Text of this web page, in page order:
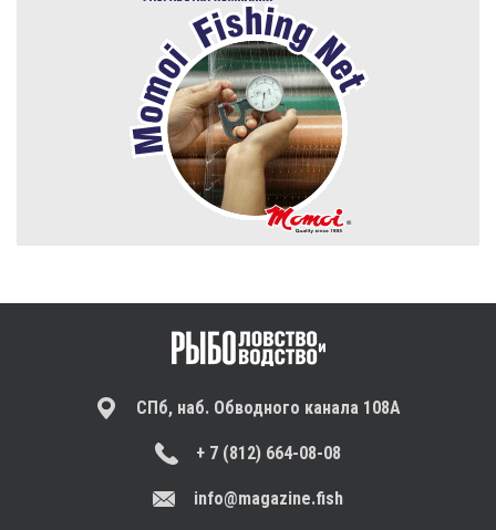
СПб, наб. Обводного канала 108А
+ 7 (812) 664-08-08
info@magazine.fish